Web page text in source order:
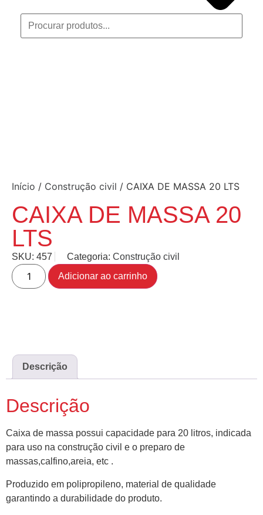
Início / Construção civil / CAIXA DE MASSA 20 LTS
CAIXA DE MASSA 20
LTS
Adicionar ao carrinho
SKU: 457 Categoria: Construção civil
Descrição
Descrição
Caixa de massa possui capacidade para 20 litros, indicada
para uso na construção civil e o preparo de
massas,calfino,areia, etc .
Produzido em polipropileno, material de qualidade
garantindo a durabilidade do produto.